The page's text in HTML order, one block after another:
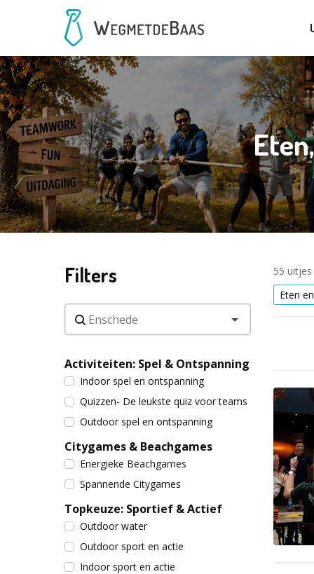
Filters
Activiteiten: Spel & Ontspanning
Indoor spel en ontspanning
Quizzen- De leukste quiz voor teams
Outdoor spel en ontspanning
Citygames & Beachgames
Energieke Beachgames
Spannende Citygames
Topkeuze: Sportief & Actief
Outdoor water
Outdoor sport en actie
Indoor sport en actie
55
Eten